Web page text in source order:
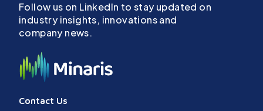
Follow us on LinkedIn to stay updated on
industry insights, innovations and
company news.
Contact Us